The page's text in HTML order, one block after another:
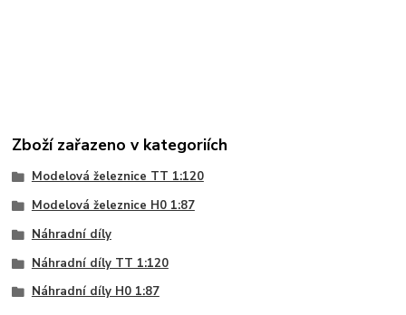
Zboží zařazeno v kategoriích
Modelová železnice TT 1:120
Modelová železnice H0 1:87
Náhradní díly
Náhradní díly TT 1:120
Náhradní díly H0 1:87